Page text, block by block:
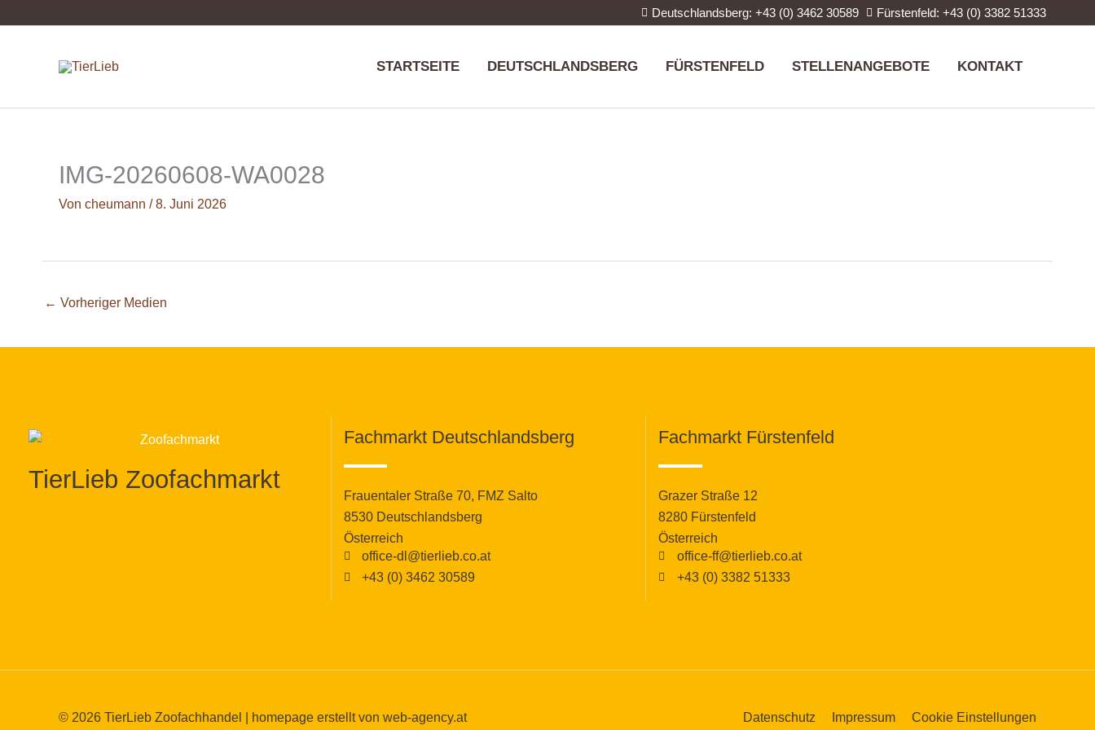
Inhalt
Deutschlandsberg: +43 (0) 3462 30589 Fürstenfeld: +43 (0) 3382 51333
STARTSEITE DEUTSCHLANDSBERG FÜRSTENFELD STELLENANGEBOTE KONTAKT
IMG-20260608-WA0028
Von cheumann /8. Juni 2026
← Vorheriger Medien
TierLieb Zoofachmarkt
Fachmarkt Deutschlandsberg
Frauentaler Straße 70, FMZ Salto
8530 Deutschlandsberg
Österreich
office-dl@tierlieb.co.at
+43 (0) 3462 30589
Fachmarkt Fürstenfeld
Grazer Straße 12
8280 Fürstenfeld
Österreich
office-ff@tierlieb.co.at
+43 (0) 3382 51333
© 2026 TierLieb Zoofachhandel homepage erstellt von web-agency.at Datenschutz Impressum Cookie Einstellungen